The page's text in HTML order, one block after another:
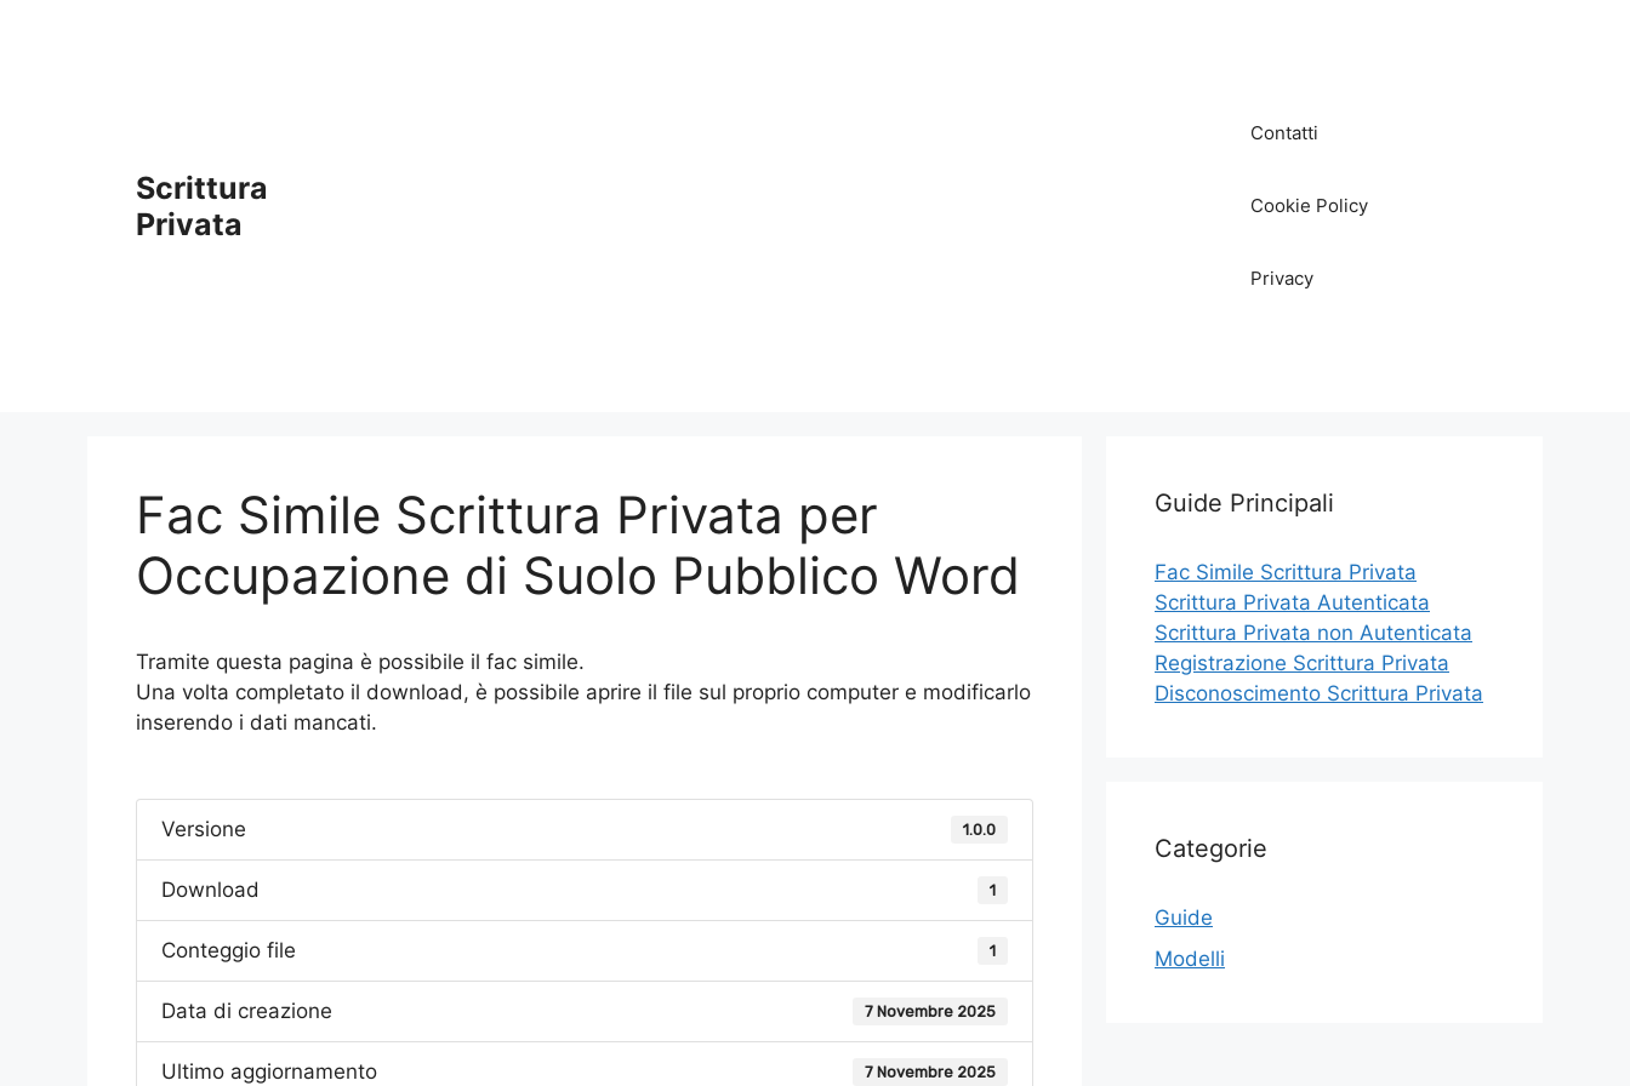
Scrittura
Privata
Contatti
Cookie Policy
Privacy
Fac Simile Scrittura Privata per
Occupazione di Suolo Pubblico Word
Tramite questa pagina è possibile il fac simile.
Una volta completato il download, è possibile aprire il file sul proprio computer e modificarlo
inserendo i dati mancati.
Versione 1.0.0
Download 1
Conteggio file 1
Data di creazione 7 Novembre 2025
Ultimo aggiornamento 7 Novembre 2025
Guide Principali
Fac Simile Scrittura Privata
Scrittura Privata Autenticata
Scrittura Privata non Autenticata
Registrazione Scrittura Privata
Disconoscimento Scrittura Privata
Categorie
Guide
Modelli